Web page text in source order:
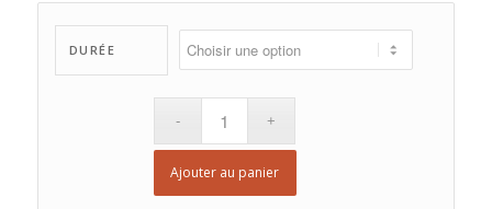
DURÉE
Ajouter au panier